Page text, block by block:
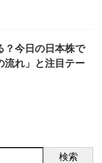
？今日の日本株で
流れ」と注目テー
検索